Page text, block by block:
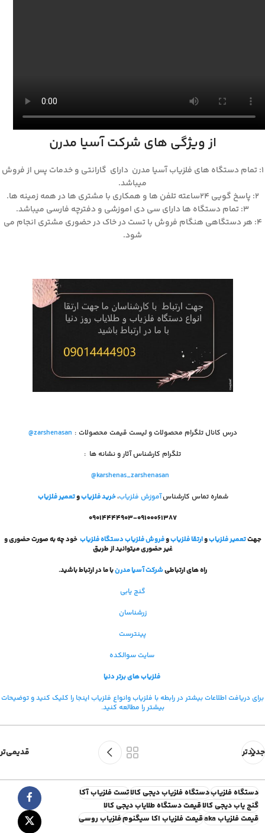
از ویژگی های شرکت آسیا مدرن
۱: تمام دستگاه های فلزیاب آسیا مدرن دارای گارانتی و خدمات پس از فروش
میباشد.
۲: پاسخ گویی ۲۴ساعته تلفن ها و همکاری با مشتری ها در همه زمینه ها.
۳: تمام دستگاه ها دارای سی دی اموزشی و دفترچه فارسی میباشد.
۴: هر دستگاهی هنگام فروش با تست در خاک در حضوری مشتری انجام می
شود.
درس کانال تلگرام محصولات و لیست قیمت محصولات :
@zarshenasan
تلگرام کارشناس آثار و نشانه ها :
@karshenas_zarshenasan
شماره تماس کارشناسآموزش فلزیاب،خرید فلزیابوتعمیر فلزیاب
۰۹۰۱۴۴۴۴۹۰۳-۰۹۱۰۰۰۶۱۳۸۷
جهتتعمیر فلزیابوارتقا فلزیابوفروش فلزیابدستگاه فلزیاب خود چه به صورت حضوری و
غیر حضوری میتوانید از طریق
راه های ارتباطیشرکت آسیا مدرنبا ما در ارتباط باشید.
گنج یابی
زرشناسان
پینترست
سایت سوالکده
فلزیاب های برتر دنیا
برای دریافت اطلاعات بیشتر در رابطه با فلزیاب وانواع فلزیاب اینجا را کلیک کنید و توضیحات
بیشتر را مطالعه کنید.
جدیدتر قدیمی‌تر
دستگاه فلزیابدستگاه فلزیاب دیجی کالاتست فلزیاب آکا
گنج یاب دیجی کالاقیمت دستگاه طلایاب دیجی کالا
قیمت فلزیاب aka
قیمت فلزیاب اکا سیگنومفلزیاب روسی